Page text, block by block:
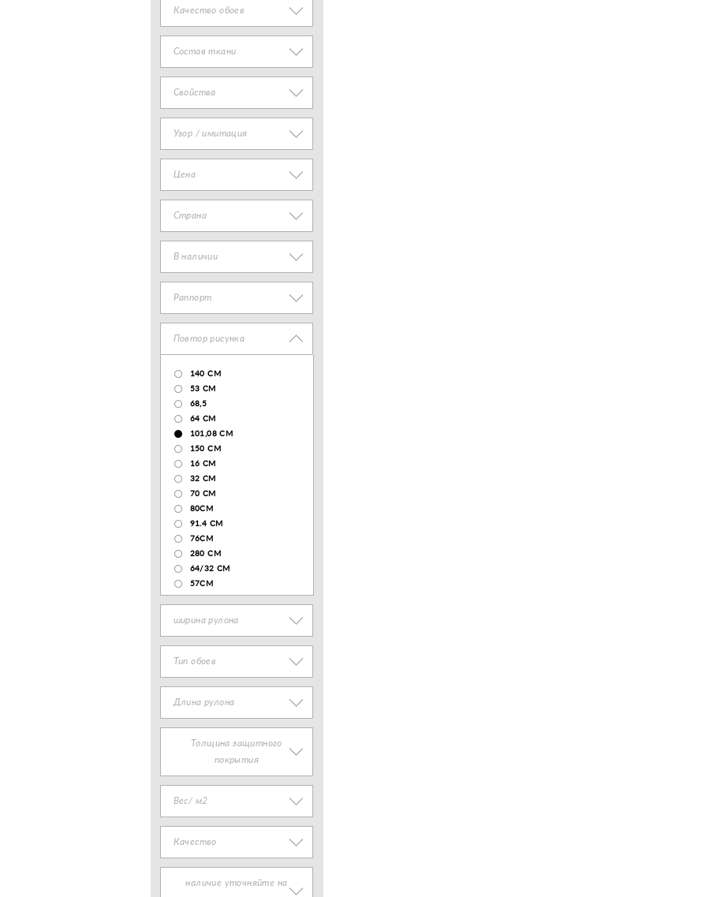
Качество обоев
Состав ткани
Свойства
Узор / имитация
Цена
Страна
В наличии
Раппорт
Повтор рисунка
140 CM
53 СМ
68,5
64 СМ
101,08 CM
150 CM
16 СМ
32 СМ
70 CM
80СМ
91.4 СМ
76СМ
280 СМ
64/32 СМ
57СМ
ширина рулона
Тип обоев
Длина рулона
Толщина защитного
покрытия
Вес/ м2
Качество
наличие уточняйте на